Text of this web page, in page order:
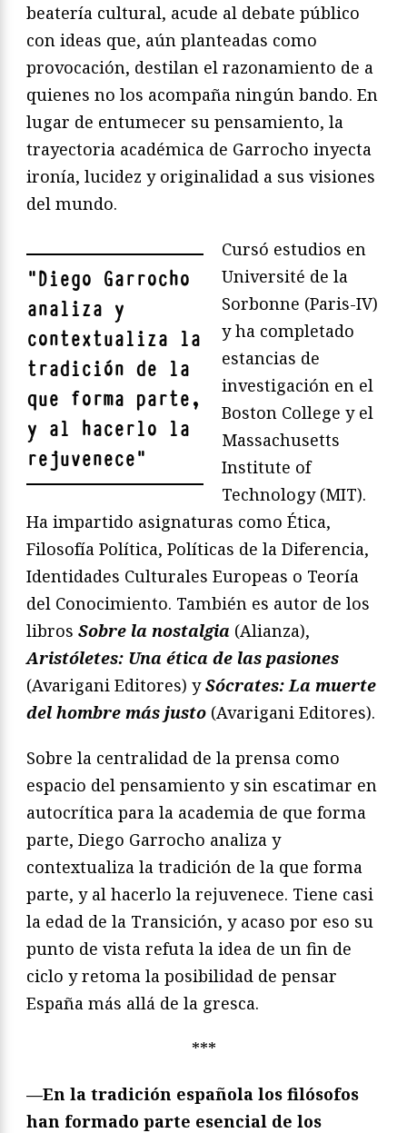
beatería cultural, acude al debate público
con ideas que, aún planteadas como
provocación, destilan el razonamiento de a
quienes no los acompaña ningún bando. En
lugar de entumecer su pensamiento, la
trayectoria académica de Garrocho inyecta
ironía, lucidez y originalidad a sus visiones
del mundo.
"Diego Garrocho
analiza y
contextualiza la
tradición de la
que forma parte,
y al hacerlo la
rejuvenece"
Cursó estudios en
Université de la
Sorbonne (Paris-IV)
y ha completado
estancias de
investigación en el
Boston College y el
Massachusetts
Institute of
Technology (MIT).
Ha impartido asignaturas como Ética,
Filosofía Política, Políticas de la Diferencia,
Identidades Culturales Europeas o Teoría
del Conocimiento. También es autor de los
libros Sobre la nostalgia (Alianza),
Aristóletes: Una ética de las pasiones
(Avarigani Editores) ySócrates: La muerte
del hombre más justo (Avarigani Editores).
Sobre la centralidad de la prensa como
espacio del pensamiento y sin escatimar en
autocrítica para la academia de que forma
parte, Diego Garrocho analiza y
contextualiza la tradición de la que forma
parte, y al hacerlo la rejuvenece. Tiene casi
la edad de la Transición, y acaso por eso su
punto de vista refuta la idea de un fin de
ciclo y retoma la posibilidad de pensar
España más allá de la gresca.
***
—En la tradición española los filósofos
han formado parte esencial de los